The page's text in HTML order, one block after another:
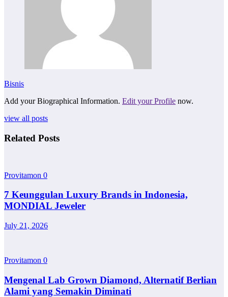
Bisnis
Add your Biographical Information. Edit your Profile now.
view all posts
Related Posts
Provitamon 0
7 Keunggulan Luxury Brands in Indonesia,
MONDIAL Jeweler
July 21, 2026
Provitamon 0
Mengenal Lab Grown Diamond, Alternatif Berlian
Alami yang Semakin Diminati